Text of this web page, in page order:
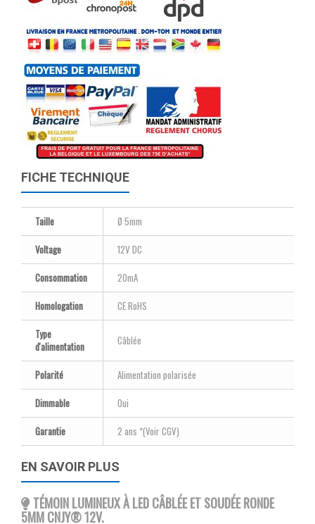
FICHE TECHNIQUE
Taille
Ø 5mm
Voltage
12V DC
Consommation
20mA
Homologation
CE RoHS
Type
d'alimentation
Câblée
Polarité
Alimentation polarisée
Dimmable
Oui
Garantie
2 ans *(Voir CGV)
EN SAVOIR PLUS
TÉMOIN LUMINEUX À LED CÂBLÉE ET SOUDÉE RONDE
5MM CNJY® 12V.